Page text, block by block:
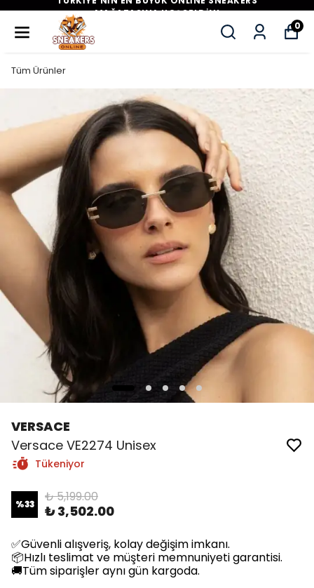
MAĞAZASINA HOŞGELDİN!
0
Tüm Ürünler
VERSACE
Versace VE2274 Unisex
Tükeniyor
%33 ₺ 5,199.00
₺ 3,502.00
✅Güvenli alışveriş, kolay değişim imkanı.
📦Hızlı teslimat ve müşteri memnuniyeti garantisi.
🚚Tüm siparişler aynı gün kargoda.